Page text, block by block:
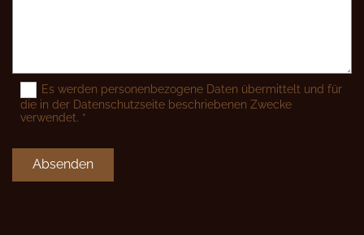
Es werden personenbezogene Daten übermittelt und für
die in der Datenschutzseite beschriebenen Zwecke
verwendet. *